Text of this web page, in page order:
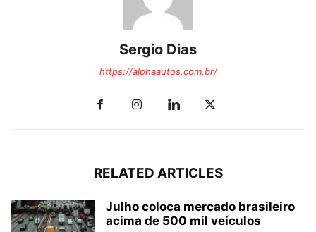
Sergio Dias
https://alphaautos.com.br/
RELATED ARTICLES
Julho coloca mercado brasileiro
acima de 500 mil veículos